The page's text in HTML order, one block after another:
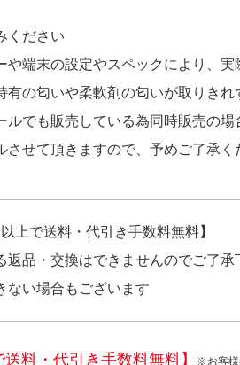
ください
端末の設定やスペックにより、
の匂いや柔軟剤の匂いが取りきれ
でも販売している為同時販売の場
させて頂きますので、予めご了承く
上で送料・代引き手数料無料】
品・交換はできませんのでご了承
い場合もございます
料・代引き手数料無料】
※お客様